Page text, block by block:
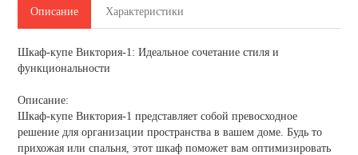
Описание Характеристики
Шкаф-купе Виктория-1: Идеальное сочетание стиля и
функциональности
Описание:
Шкаф-купе Виктория-1 представляет собой превосходное
решение для организации пространства в вашем доме. Будь то
прихожая или спальня, этот шкаф поможет вам оптимизировать